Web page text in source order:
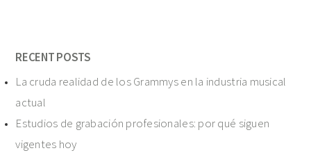
RECENT POSTS
La cruda realidad de los Grammys en la industria musical
actual
Estudios de grabación profesionales: por qué siguen
vigentes hoy